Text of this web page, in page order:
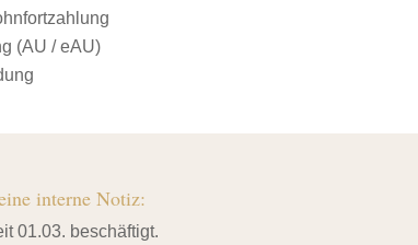
(AU / eAU)
interne Notiz:
01.03. beschäftigt.